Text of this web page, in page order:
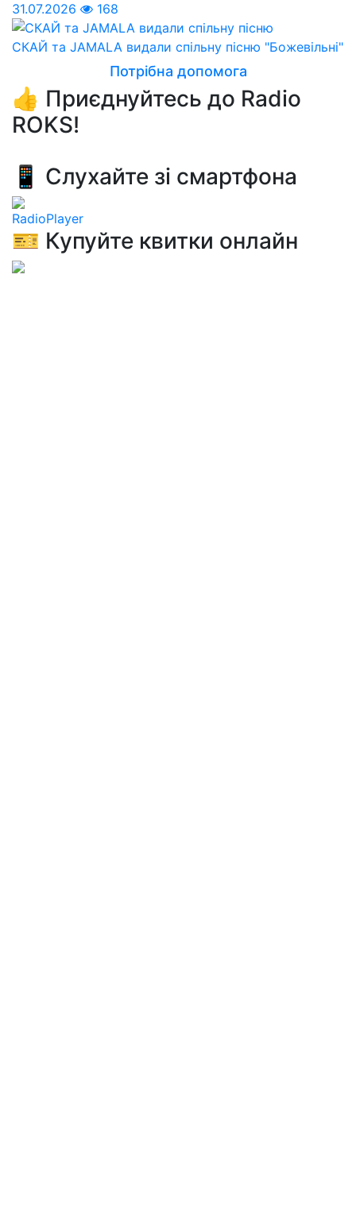
31.07.2026
168
СКАЙ та JAMALA видали спільну пісню "Божевільні"
Потрібна допомога
👍 Приєднуйтесь до Radio
ROKS!
📱 Слухайте зі смартфона
RadioPlayer
🎫 Купуйте квитки онлайн